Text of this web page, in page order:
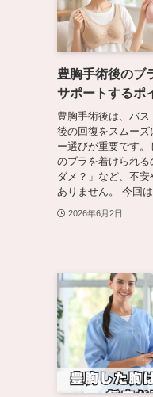
豊胸手術後のブ
サポートするポ
豊胸手術後は、バ
後の回復をスムー
ー選びが重要です
のブラを着けられ
ダメ？」など、不安
ありません。 今回
2026年6月2日